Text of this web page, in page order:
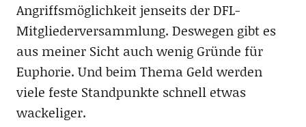
Angriffsmöglichkeit jenseits der DFL-
Mitgliederversammlung. Deswegen gibt es
aus meiner Sicht auch wenig Gründe für
Euphorie. Und beim Thema Geld werden
viele feste Standpunkte schnell etwas
wackeliger.